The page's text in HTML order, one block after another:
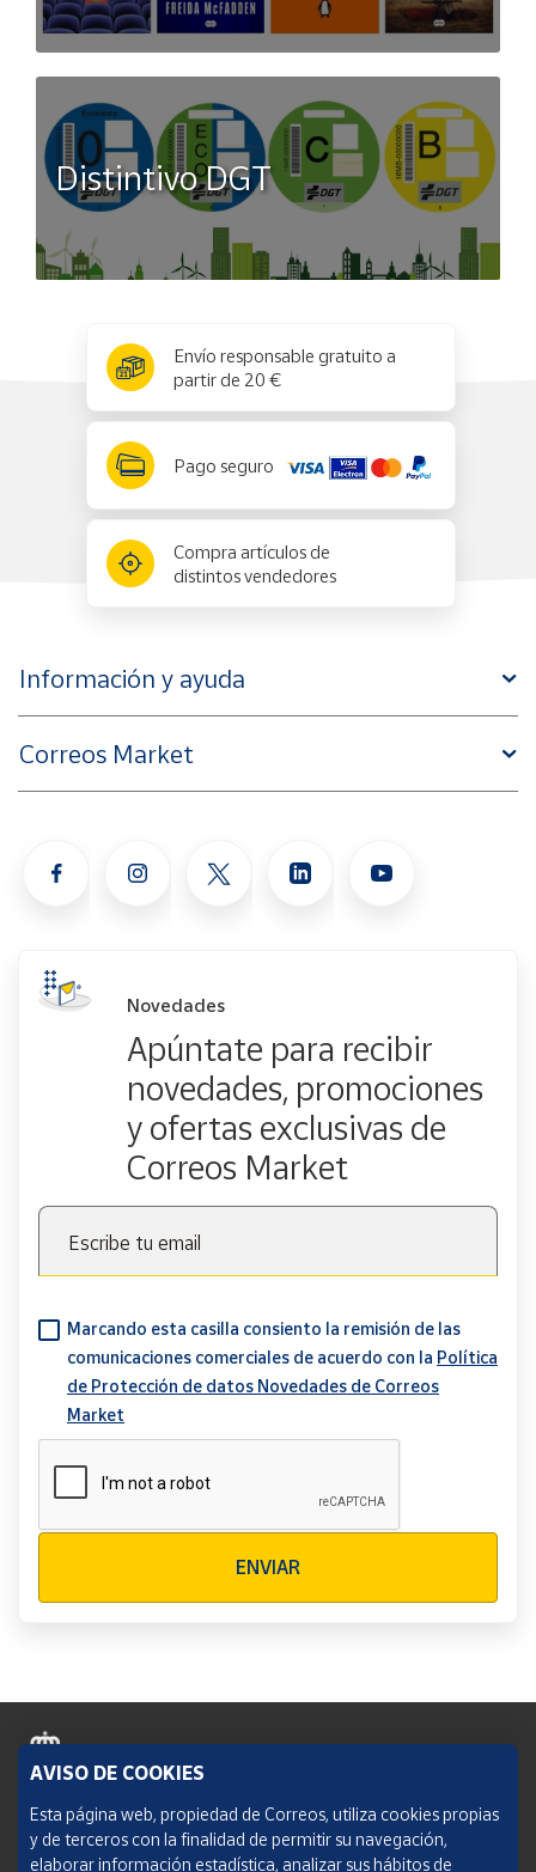
Distintivo DGT
Envío responsable gratuito a
partir de 20 €
Pago seguro
Compra artículos de
distintos vendedores
Información y ayuda
Correos Market
Novedades
Apúntate para recibir
novedades, promociones
y ofertas exclusivas de
Correos Market
Escribe tu email
Marcando esta casilla consiento la remisión de las
comunicaciones comerciales de acuerdo con la Política
de Protección de datos Novedades de Correos
Market
ENVIAR
Política de cookies
Aviso legal
AVISO DE COOKIES
Esta página web, propiedad de Correos, utiliza cookies propias
y de terceros con la finalidad de permitir su navegación,
elaborar información estadística, analizar sus hábitos de